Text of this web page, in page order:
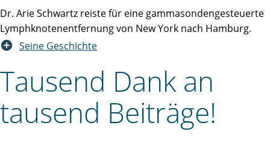
Dr. Arie Schwartz reiste für eine gammasondengesteuerte
Lymphknotenentfernung von New York nach Hamburg.
Seine Geschichte
Tausend Dank an
tausend Beiträge!